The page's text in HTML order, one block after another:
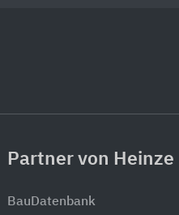
Partner von Heinze
BauDatenbank